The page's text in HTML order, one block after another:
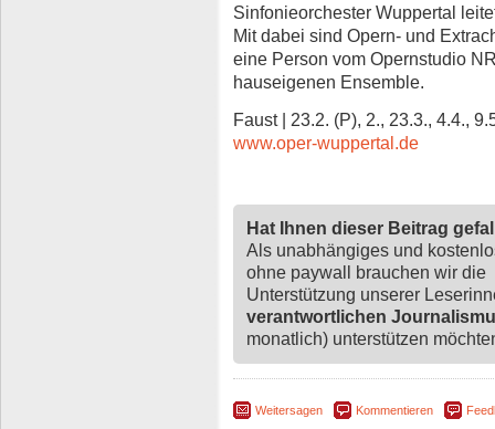
Sinfonieorchester Wuppertal
Mit dabei sind Opern- und
eine Person vom Opernstudio
hauseigenen Ensemble.
Faust | 23.2. (P), 2., 23.3., 4.4.,
www.oper-wuppertal.de
Hat Ihnen dieser Beitrag
Als unabhängiges und
ohne paywall brauchen wir die
Unterstützung unserer
verantwortlichen
monatlich) unterstützen
Weitersagen Kommentieren